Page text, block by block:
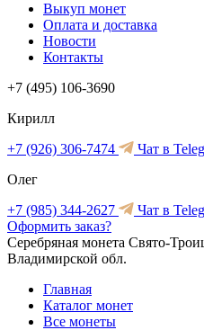
Выкуп монет
Оплата и доставка
Новости
Контакты
+7 (495) 106-3690
Кирилл
+7 (926) 306-7474
Чат в
Олег
+7 (985) 344-2627
Чат в
Оформить заказ?
Серебряная монета Свято-
Владимирской обл.
Главная
Каталог монет
Все монеты